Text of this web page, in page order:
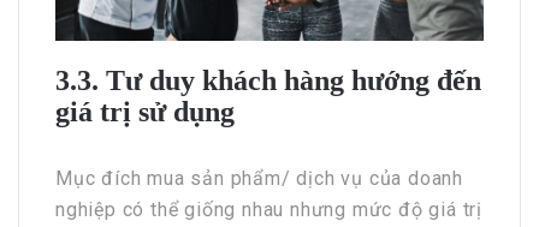
3.3. Tư duy khách hàng hướng đến
giá trị sử dụng
Mục đích mua sản phẩm/ dịch vụ của doanh
nghiệp có thể giống nhau nhưng mức độ giá trị